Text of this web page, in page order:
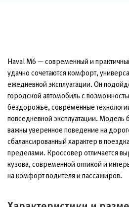
Haval M6 — современный и
удачно сочетаются комфорт,
ежедневной эксплуатации. Он
городской автомобиль с
бездорожье, современные
повседневной эксплуатации. Модель
важны уверенное поведение на
сбалансированный характер в
пределами. Кроссовер отличается
кузова, современной оптикой и
на комфорт водителя и пассажиров.